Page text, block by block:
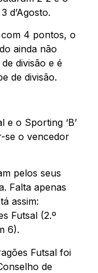
d’Agosto.
com 4 pontos, o
ainda não
divisão e é
de divisão.
e o Sporting ‘B’
se o vencedor
pelos seus
Falta apenas
assim:
Futsal (2.º
6).
Futsal foi
de